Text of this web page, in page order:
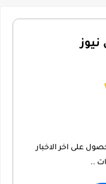
نيوز
على اخر الاخبار
..